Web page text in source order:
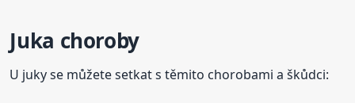
Juka choroby
U juky se můžete setkat s těmito chorobami a škůdci: